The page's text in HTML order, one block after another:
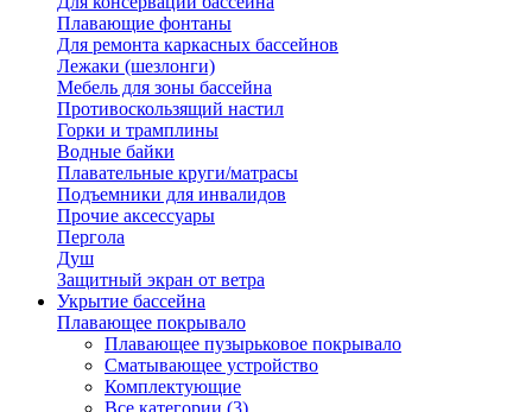
Плавающие фонтаны
Для ремонта каркасных бассейнов
Лежаки (шезлонги)
Мебель для зоны бассейна
Противоскользящий настил
Горки и трамплины
Водные байки
Плавательные круги/матрасы
Подъемники для инвалидов
Прочие аксессуары
Пергола
Душ
Защитный экран от ветра
Укрытие бассейна
Плавающее покрывало
Плавающее пузырьковое покрывало
Сматывающее устройство
Комплектующие
Все категории (3)